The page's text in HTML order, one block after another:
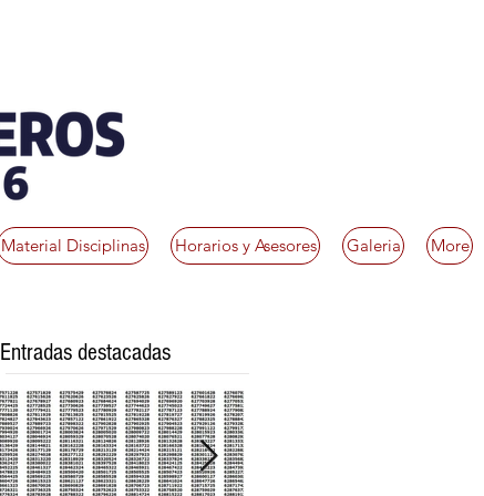
Material Disciplinas Horarios y Asesores Galeria More
Entradas destacadas